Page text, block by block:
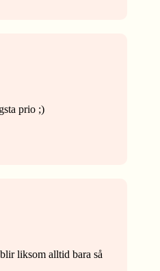
prio ;)
liksom alltid bara så